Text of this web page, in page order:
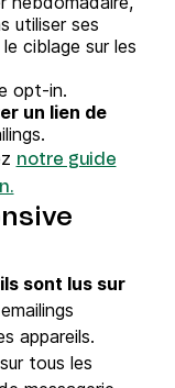
utiliser ses
ciblage sur les
opt-in.
un lien de
notre guide
sont lus sur
appareils.
tous les